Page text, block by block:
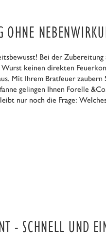
OHNE
Bei der
Wurst keinen direkten
Mit Ihrem Bratfeuer zaubern
gelingen Ihnen Forelle
nur noch die Frage:
- SCHNELL UND